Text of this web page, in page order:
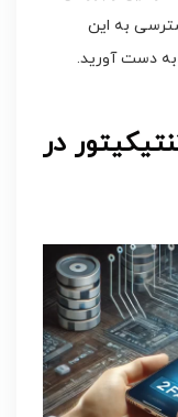
به این
به دست آورید.
در